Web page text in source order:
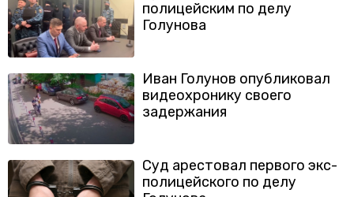
полицейским по делу
Голунова
Иван Голунов опубликовал
видеохронику своего
задержания
Суд арестовал первого экс-
полицейского по делу